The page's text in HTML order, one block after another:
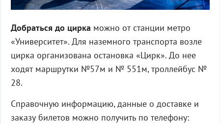
Добраться до цирка можно от станции метро
«Университет». Для наземного транспорта возле
цирка организована остановка «Цирк». До нее
ходят маршрутки №57м и № 551м, троллейбус №
28.
Справочную информацию, данные о доставке и
заказу билетов можно получить по телефону: